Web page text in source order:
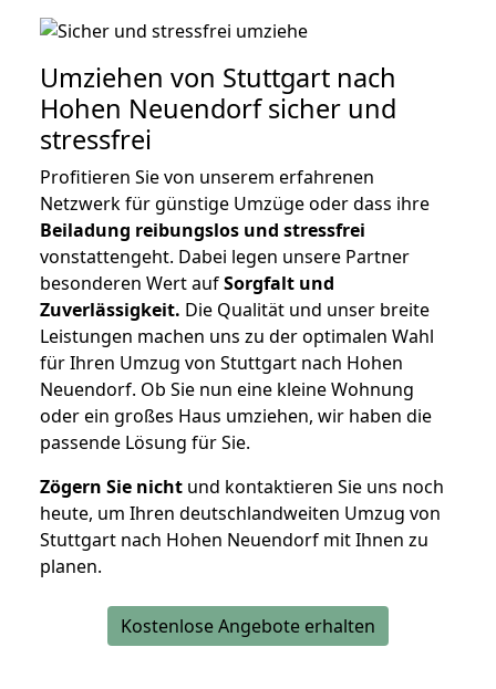
Umziehen von Stuttgart nach
Hohen Neuendorfsicher und
stressfrei
Profitieren Sie von unserem erfahrenen
Netzwerk für günstige Umzüge oder dass ihre
Beiladung reibungslos und stressfrei
vonstattengeht. Dabei legen unsere Partner
besonderen Wert aufSorgfalt und
Zuverlässigkeit. Die Qualität und unser breite
Leistungen machen uns zu der optimalen Wahl
für Ihren Umzug von Stuttgart nach Hohen
Neuendorf. Ob Sie nun eine kleine Wohnung
oder ein großes Haus umziehen, wir haben die
passende Lösung für Sie.
Zögern Sie nicht und kontaktieren Sie uns noch
heute, um Ihren deutschlandweiten Umzug von
Stuttgart nach Hohen Neuendorf mit Ihnen zu
planen.
Kostenlose Angebote erhalten